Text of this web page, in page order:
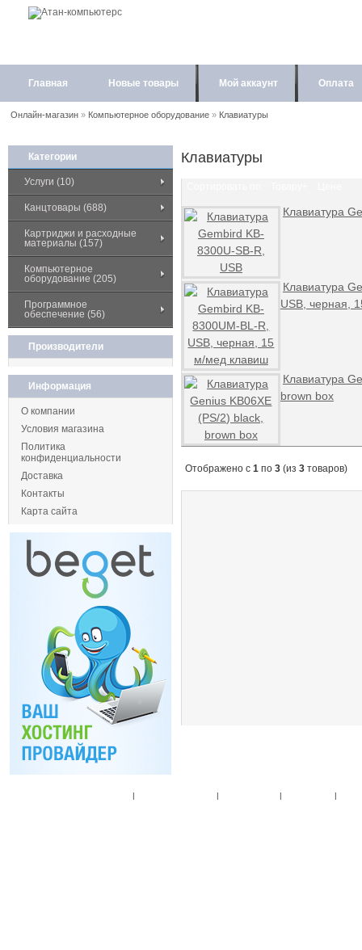
Главная Новые товары Мой аккаунт Оплата
Онлайн-магазин» Компьютерное оборудование» Клавиатуры
Категории
Услуги (10)
Канцтовары (688)
Картриджи и расходные
материалы (157)
Компьютерное
оборудование (205)
Программное
обеспечение (56)
Производители
Информация
О компании
Условия магазина
Политика
конфиденциальности
Доставка
Контакты
Карта сайта
Клавиатуры
Клавиатура
Клавиатура
USB, черная,
Клавиатура
brown box
Отображено с 1 по 3 (из 3 товаров)
| | | |